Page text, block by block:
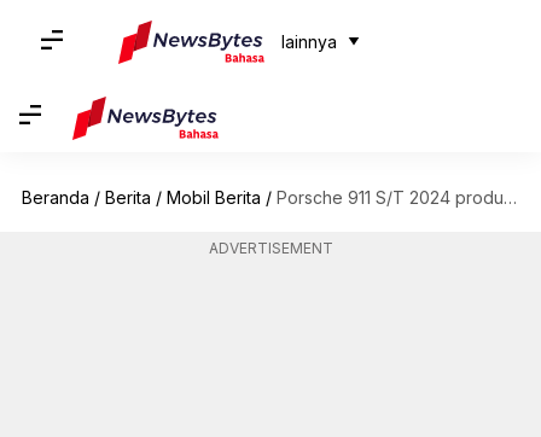
lainnya
Beranda / Berita / Mobil Berita / Porsche 911 S/T 2024 produksi terbatas diperkenalkan: Periksa fitur terbaiknya
ADVERTISEMENT